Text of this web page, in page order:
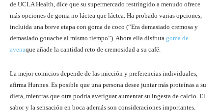
de UCLA Health, dice que su supermercado restringido a menudo ofrece
más opciones de goma no láctea que láctea. Ha probado varias opciones,
incluida una breve etapa con goma de coco (“Era demasiado cremosa y
demasiado gouache al mismo tiempo”). Ahora ella disfruta goma de
avenaque añade la cantidad reto de cremosidad a su café.
La mejor comicios depende de las micción y preferencias individuales,
afirma Hunnes. Es posible que una persona desee juntar más proteínas a su
dieta, mientras que otra podría averiguar aumentar su ingesta de calcio. El
sabor y la sensación en boca además son consideraciones importantes.